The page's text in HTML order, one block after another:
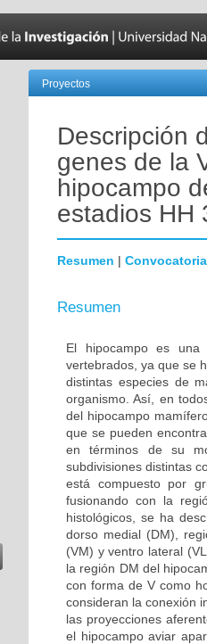
Proyectos
Descripción
genes de la
hipocampo
estadios HH
Resumen | Convocatoria
Resumen
El hipocampo es una
vertebrados, ya que se
distintas especies de
organismo. Así, en
del hipocampo
que se pueden
en términos de su
subdivisiones distintas
está compuesto por
fusionando con la
histológicos, se ha
dorso medial (DM),
(VM) y ventro lateral
la región DM del
con forma de V como
consideran la conexión
las proyecciones
el hipocampo aviar